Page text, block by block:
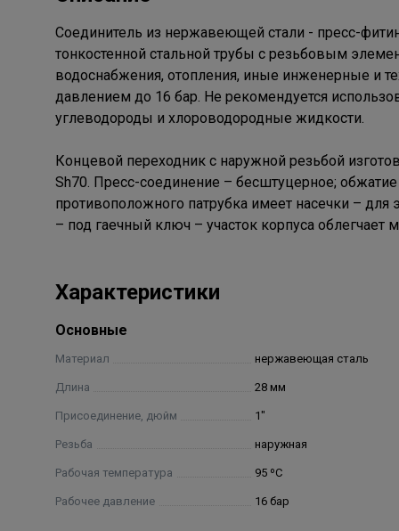
Соединитель из нержавеющей стали - пресс-
тонкостенной стальной трубы с резьбовым
водоснабжения, отопления, иные инженерные и
давлением до 16 бар. Не рекомендуется
углеводороды и хлороводородные жидкости.
Концевой переходник с наружной резьбой
Sh70. Пресс-соединение – бесштуцерное;
противоположного патрубка имеет насечки –
– под гаечный ключ – участок корпуса облегчает
Характеристики
Основные
Материал нержавеющая сталь
Длина 28 мм
Присоединение, дюйм 1"
Резьба наружная
Рабочая температура 95 ºС
Рабочее давление 16 бар